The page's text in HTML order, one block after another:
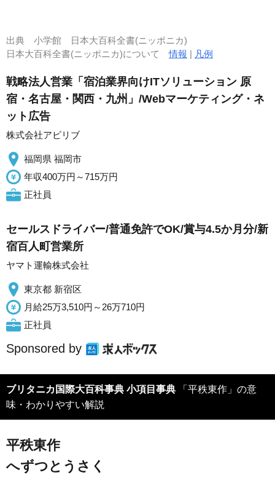
出典 小学館 日本大百科全書(ニッポニカ)
日本大百科全書(ニッポニカ)について情報 | 凡例
戦略法人営業「宿泊業界向けITソリューション 原
宿・名古屋・関西・九州」/Webマーケティング・ネ
ット広告
株式会社アビリブ
福岡県 福岡市
年収400万円～715万円
正社員
セールスドライバー/普通免許でOK/賞与4.5か月分/新
宿百人町営業所
ヤマト運輸株式会社
東京都 新宿区
月給25万3,510円～26万710円
正社員
Sponsored by
ブリタニカ国際大百科事典 小項目事典
味・わかりやすい解説
平秩東作
へずつとうさく